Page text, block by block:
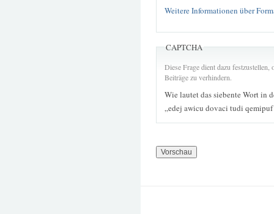
Weitere Informationen über
CAPTCHA
Diese Frage dient dazu
Beiträge zu verhindern.
Wie lautet das siebente Wort in
„edej awicu dovaci tudi